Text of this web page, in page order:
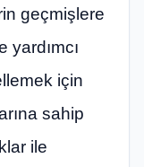
geçmişlere
yardımcı
için
sahip
ile